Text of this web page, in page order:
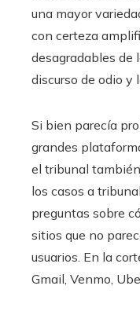
una mayor
con certeza
desagradables de
discurso de odio y
Si bien parecía
grandes
el tribunal
los casos a
preguntas sobre
sitios que no
usuarios. En la
Gmail, Venmo,